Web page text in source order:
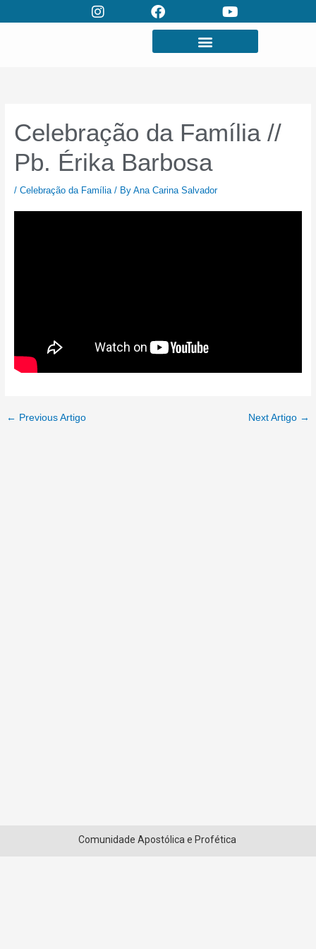
to
Celebração da Família //
Pb. Érika Barbosa
/Celebração da Família / ByAna Carina Salvador
← Previous Artigo Next Artigo →
Comunidade Apostólica e Profética